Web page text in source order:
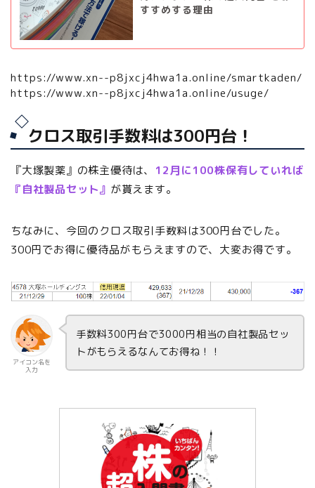
すすめする理由
https://www.xn--p8jxcj4hwa1a.online/smartkaden/
https://www.xn--p8jxcj4hwa1a.online/usuge/
クロス取引手数料は300円台！
『大塚製薬』の株主優待は、
12月に100株保有していれば
『自社製品セット』 が貰えます。
ちなみに、今回のクロス取引手数料は300円台でした。
300円でお得に優待品がもらえますので、大変お得です。
アイコン名を
入力
手数料300円台で3000円相当の自社製品セッ
トがもらえるなんてお得ね！！